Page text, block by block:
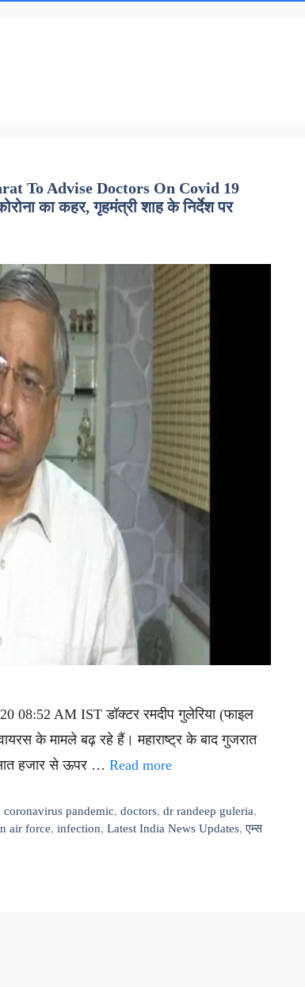
To Advise Doctors On Covid 19
का कहर, गृहमंत्री शाह के निर्देश पर
08:52 AM IST डॉक्टर रमदीप गुलेरिया (फाइल
के मामले बढ़ रहे हैं। महाराष्ट्र के बाद गुजरात
हजार से ऊपर … Read more
coronavirus pandemic,doctors,dr randeep guleria,
air force, infection, Latest India News Updates,एम्स